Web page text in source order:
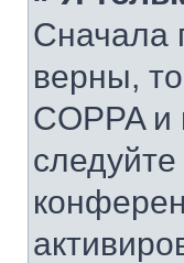
Сначала
верны,
COPPA